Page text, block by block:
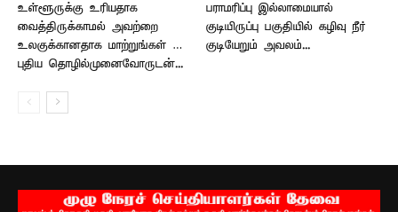
உள்ளூருக்கு உரியதாக
வைத்திருக்காமல் அவற்றை
உலகுக்கானதாக மாற்றுங்கள் …
புதிய தொழில்முனைவோருடன்...
பராமரிப்பு இல்லாமையால்
குடியிருப்பு பகுதியில் கழிவு நீர்
குடியேறும் அவலம்...